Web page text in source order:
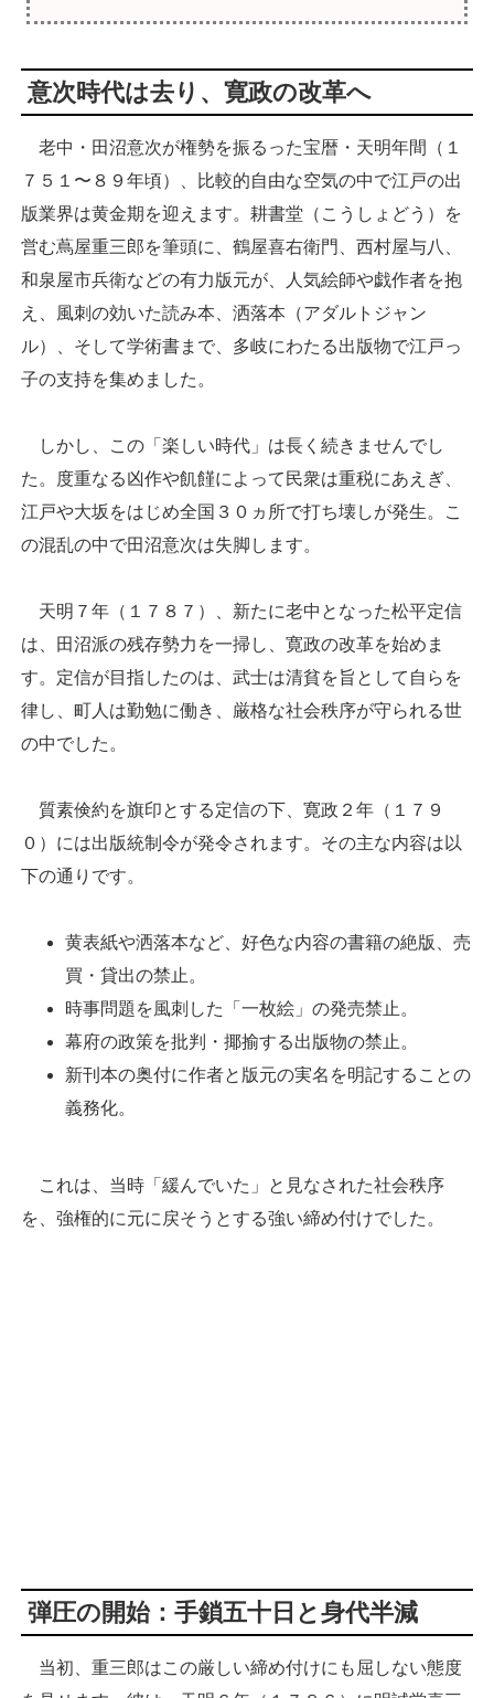
意次時代は去り、寛政の改革へ
老中・田沼意次が権勢を振るった宝暦・天明年間（１
７５１〜８９年頃）、比較的自由な空気の中で江戸の出
版業界は黄金期を迎えます。耕書堂（こうしょどう）を
営む蔦屋重三郎を筆頭に、鶴屋喜右衛門、西村屋与八、
和泉屋市兵衛などの有力版元が、人気絵師や戯作者を抱
え、風刺の効いた読み本、洒落本（アダルトジャン
ル）、そして学術書まで、多岐にわたる出版物で江戸っ
子の支持を集めました。
しかし、この「楽しい時代」は長く続きませんでし
た。度重なる凶作や飢饉によって民衆は重税にあえぎ、
江戸や大坂をはじめ全国３０ヵ所で打ち壊しが発生。こ
の混乱の中で田沼意次は失脚します。
天明７年（１７８７）、新たに老中となった松平定信
は、田沼派の残存勢力を一掃し、寛政の改革を始めま
す。定信が目指したのは、武士は清貧を旨として自らを
律し、町人は勤勉に働き、厳格な社会秩序が守られる世
の中でした。
質素倹約を旗印とする定信の下、寛政２年（１７９
０）には出版統制令が発令されます。その主な内容は以
下の通りです。
黄表紙や洒落本など、好色な内容の書籍の絶版、売
買・貸出の禁止。
時事問題を風刺した「一枚絵」の発売禁止。
幕府の政策を批判・揶揄する出版物の禁止。
新刊本の奥付に作者と版元の実名を明記することの
義務化。
これは、当時「緩んでいた」と見なされた社会秩序
を、強権的に元に戻そうとする強い締め付けでした。
弾圧の開始：手鎖五十日と身代半減
当初、重三郎はこの厳しい締め付けにも屈しない態度